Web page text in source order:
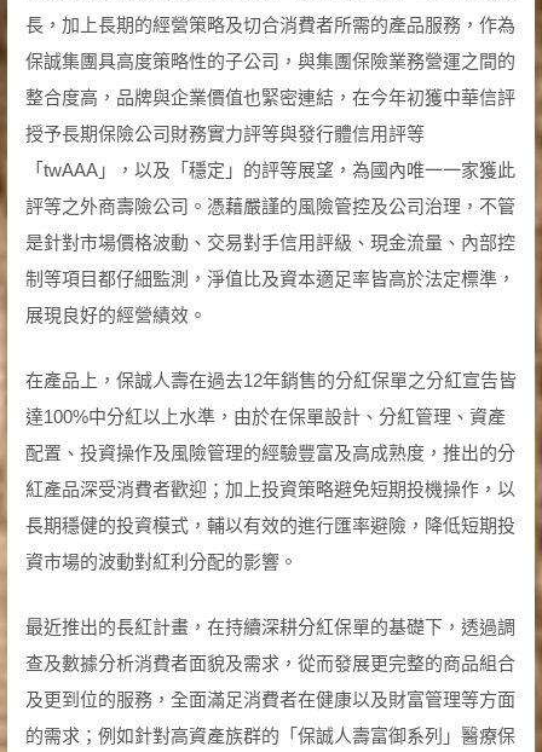
長，加上長期的經營策略及切合消費者所需的產品服務，作為
保誠集團具高度策略性的子公司，與集團保險業務營運之間的
整合度高，品牌與企業價值也緊密連結，在今年初獲中華信評
授予長期保險公司財務實力評等與發行體信用評等
「twAAA」，以及「穩定」的評等展望，為國內唯一一家獲此
評等之外商壽險公司。憑藉嚴謹的風險管控及公司治理，不管
是針對市場價格波動、交易對手信用評級、現金流量、內部控
制等項目都仔細監測，淨值比及資本適足率皆高於法定標準，
展現良好的經營績效。
在產品上，保誠人壽在過去12年銷售的分紅保單之分紅宣告皆
達100%中分紅以上水準，由於在保單設計、分紅管理、資產
配置、投資操作及風險管理的經驗豐富及高成熟度，推出的分
紅產品深受消費者歡迎；加上投資策略避免短期投機操作，以
長期穩健的投資模式，輔以有效的進行匯率避險，降低短期投
資市場的波動對紅利分配的影響。
最近推出的長紅計畫，在持續深耕分紅保單的基礎下，透過調
查及數據分析消費者面貌及需求，從而發展更完整的商品組合
及更到位的服務，全面滿足消費者在健康以及財富管理等方面
的需求；例如針對高資產族群的「保誠人壽富御系列」醫療保